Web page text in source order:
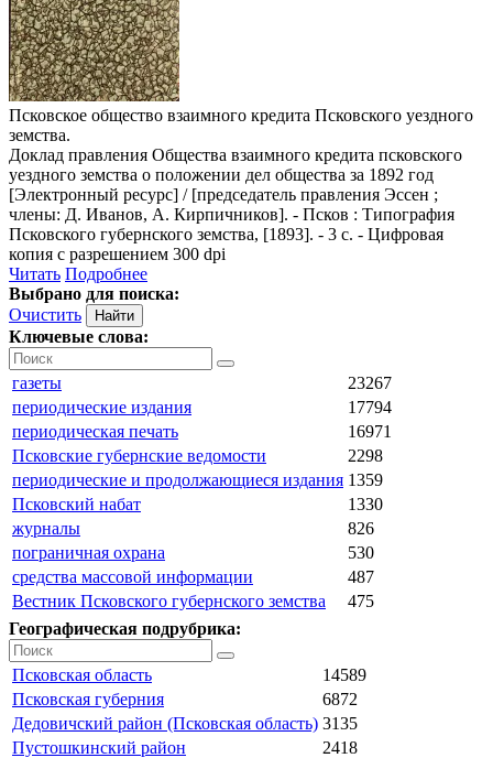
Псковское общество взаимного кредита Псковского уездного
земства.
Доклад правления Общества взаимного кредита псковского
уездного земства о положении дел общества за 1892 год
[Электронный ресурс] / [председатель правления Эссен ;
члены: Д. Иванов, А. Кирпичников]. - Псков : Типография
Псковского губернского земства, [1893]. - 3 с. - Цифровая
копия с разрешением 300 dpi
Читать Подробнее
Выбрано для поиска:
Очистить
Ключевые слова:
газеты
23267
периодические издания
17794
периодическая печать
16971
Псковские губернские ведомости
2298
периодические и продолжающиеся издания 1359
Псковский набат
1330
журналы
826
пограничная охрана
530
средства массовой информации
487
Вестник Псковского губернского земства
475
Географическая подрубрика:
Псковская область
14589
Псковская губерния
6872
Дедовичский район (Псковская область) 3135
Пустошкинский район
2418